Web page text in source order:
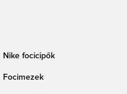
Nike focicipők
Focimezek